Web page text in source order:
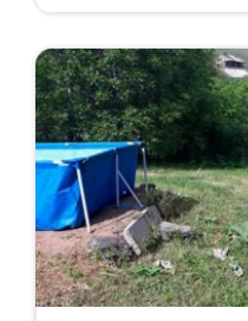
бассейны, сауна, услуга
полному релаксу. Здесь
организовать деловые
завтрак, еду, напитки …